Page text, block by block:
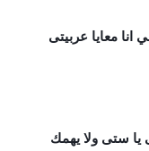
معايا عربيتى
يا ستى ولا يهمك